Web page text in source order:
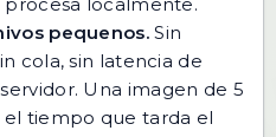
pequenos.Sin
cola, sin latencia de
Una imagen de 5
tiempo que tarda el